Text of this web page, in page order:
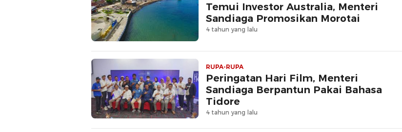
Temui Investor Australia, Menteri
Sandiaga Promosikan Morotai
4 tahun yang lalu
RUPA-RUPA
Peringatan Hari Film, Menteri
Sandiaga Berpantun Pakai Bahasa
Tidore
4 tahun yang lalu